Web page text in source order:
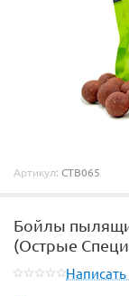
Артикул: CTB065
Бойлы
(Острые